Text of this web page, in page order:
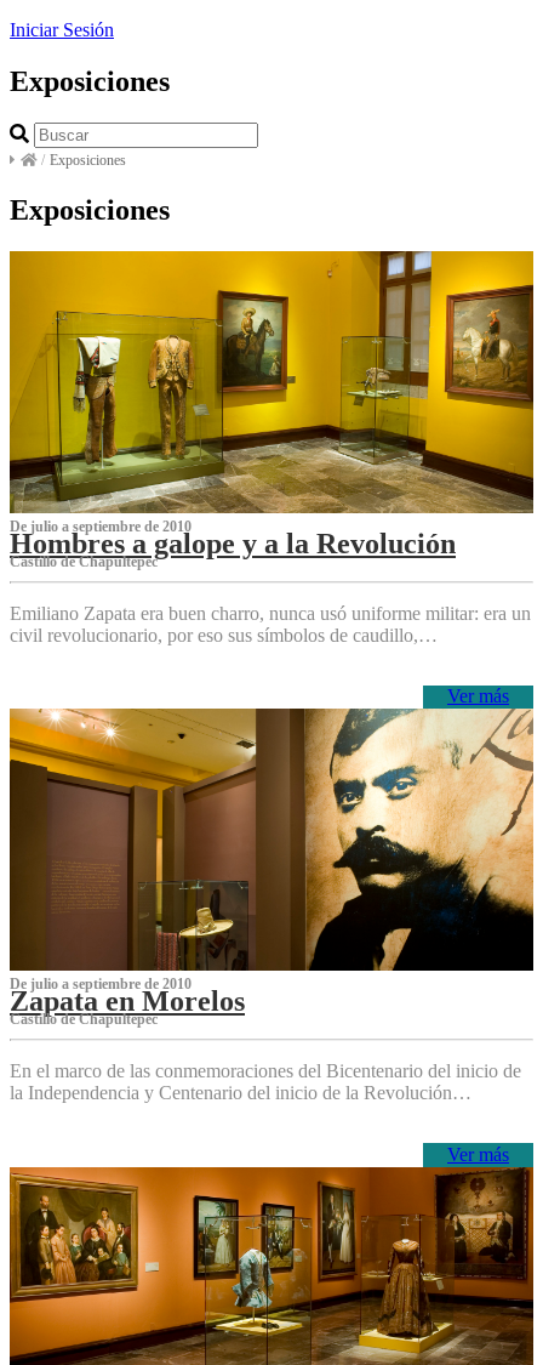
Iniciar Sesión
Exposiciones
/ Exposiciones
Exposiciones
De julio a septiembre de 2010
Hombres a galope y a la Revolución
Castillo de Chapultepec
Emiliano Zapata era buen charro, nunca usó uniforme militar: era un
civil revolucionario, por eso sus símbolos de caudillo,…
Ver más
De julio a septiembre de 2010
Zapata en Morelos
Castillo de Chapultepec
En el marco de las conmemoraciones del Bicentenario del inicio de
la Independencia y Centenario del inicio de la Revolución…
Ver más